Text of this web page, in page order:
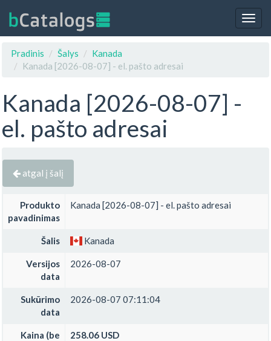
Pradinis
Šalys
Kanada
Kanada [2026-08-07] - el. pašto adresai
Kanada [2026-08-07] -
el. pašto adresai
atgal į šalį
Produkto
pavadinimas
Kanada [2026-08-07] - el. pašto adresai
Šalis Kanada
Versijos
data
2026-08-07
Sukūrimo
data
2026-08-07 07:11:04
Kaina (be
258.06 USD